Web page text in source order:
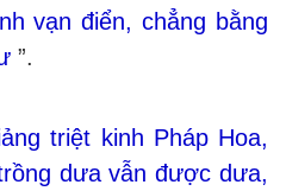
vạn điển, chẳng bằng
”.
triệt kinh Pháp Hoa,
dưa vẫn được dưa,